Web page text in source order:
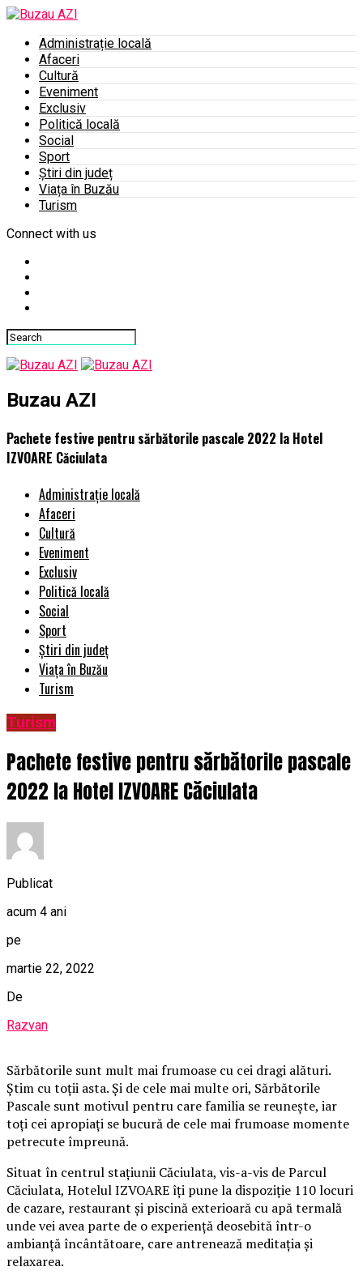
Administrație locală
Afaceri
Cultură
Eveniment
Exclusiv
Politică locală
Social
Sport
Știri din județ
Viața în Buzău
Turism
Connect with us
Buzau AZI
Pachete festive pentru sărbătorile pascale 2022 la Hotel
IZVOARE Căciulata
Administrație locală
Afaceri
Cultură
Eveniment
Exclusiv
Politică locală
Social
Sport
Știri din județ
Viața în Buzău
Turism
Turism
Pachete festive pentru sărbătorile pascale
2022 la Hotel IZVOARE Căciulata
Publicat
acum 4 ani
pe
martie 22, 2022
De
Razvan
Sărbătorile sunt mult mai frumoase cu cei dragi alături.
Știm cu toții asta. Și de cele mai multe ori, Sărbătorile
Pascale sunt motivul pentru care familia se reunește, iar
toți cei apropiați se bucură de cele mai frumoase momente
petrecute împreună.
Situat în centrul stațiunii Căciulata, vis-a-vis de Parcul
Căciulata, Hotelul IZVOARE îți pune la dispoziție 110 locuri
de cazare, restaurant și piscină exterioară cu apă termală
unde vei avea parte de o experiență deosebită într-o
ambianță încântătoare, care antrenează meditația și
relaxarea.